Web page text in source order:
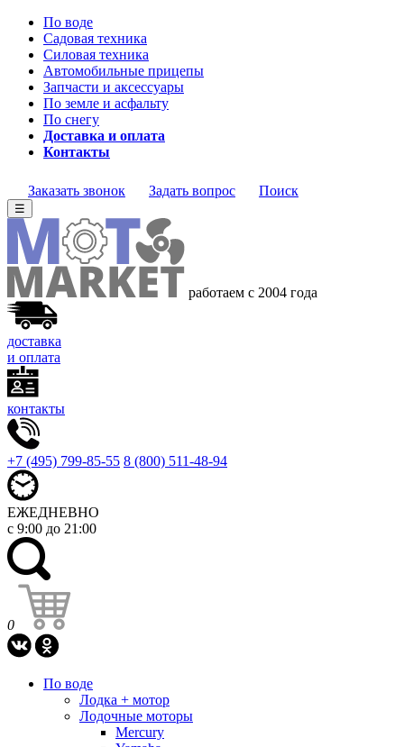
По воде
Садовая техника
Силовая техника
Автомобильные прицепы
Запчасти и аксессуары
По земле и асфальту
По снегу
Доставка и оплата
Контакты
Заказать звонок Задать вопрос Поиск
☰
работаем с 2004 года
доставка
и оплата
контакты
+7 (495) 799-85-55 8 (800) 511-48-94
ЕЖЕДНЕВНО
с 9:00 до 21:00
0
По воде
Лодка + мотор
Лодочные моторы
Mercury